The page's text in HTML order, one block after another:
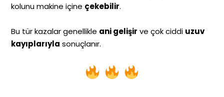
kolunu makine içine çekebilir.
Bu tür kazalar genellikle ani gelişir ve çok ciddi uzuv
kayıplarıyla sonuçlanır.